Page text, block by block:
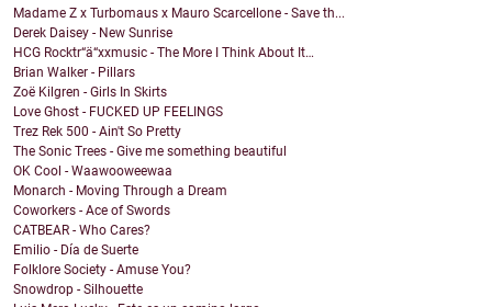
Madame Z x Turbomaus x Mauro Scarcellone - Save th...
Derek Daisey - New Sunrise
HCG Rocktr“ä“xxmusic - The More I Think About It…
Brian Walker - Pillars
Zoë Kilgren - Girls In Skirts
Love Ghost - FUCKED UP FEELINGS
Trez Rek 500 - Ain't So Pretty
The Sonic Trees - Give me something beautiful
OK Cool - Waawooweewaa
Monarch - Moving Through a Dream
Coworkers - Ace of Swords
CATBEAR - Who Cares?
Emilio - Día de Suerte
Folklore Society - Amuse You?
Snowdrop - Silhouette